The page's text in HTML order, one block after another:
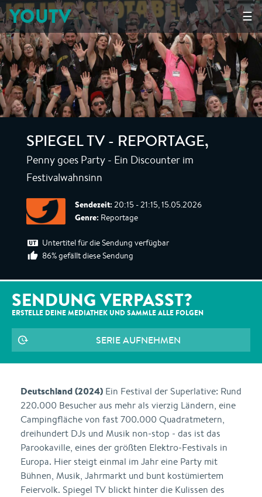
☰
YOUTV
SPIEGEL TV - REPORTAGE,
Penny goes Party - Ein Discounter im
Festivalwahnsinn
Sendezeit: 20:15 - 21:15, 15.05.2026
Genre: Reportage
Untertitel für die Sendung verfügbar
86% gefällt diese Sendung
SENDUNG VERPASST?
ERSTELLE DEINE MEDIATHEK UND SAMMLE ALLE FOLGEN
SERIE AUFNEHMEN
Deutschland (2024) Ein Festival der Superlative: Rund
220.000 Besucher aus mehr als vierzig Ländern, eine
Campingfläche von fast 700.000 Quadratmetern,
dreihundert DJs und Musik non-stop - das ist das
Parookaville, eines der größten Elektro-Festivals in
Europa. Hier steigt einmal im Jahr eine Party mit
Bühnen, Musik, Jahrmarkt und bunt kostümiertem
Feiervolk. Spiegel TV blickt hinter die Kulissen des